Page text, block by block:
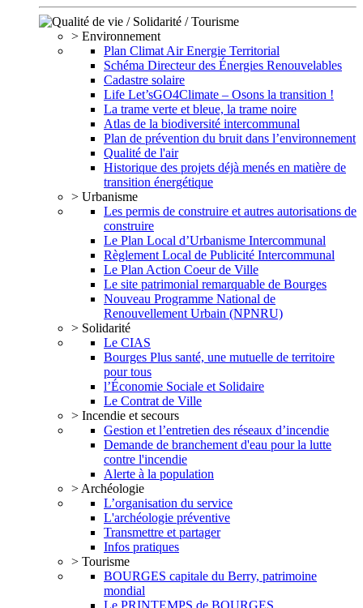
> Environnement
Plan Climat Air Energie Territorial
Schéma Directeur des Énergies Renouvelables
Cadastre solaire
Life Let’sGO4Climate – Osons la transition !
La trame verte et bleue, la trame noire
Atlas de la biodiversité intercommunal
Plan de prévention du bruit dans l’environnement
Qualité de l'air
Historique des projets déjà menés en matière de
transition énergétique
> Urbanisme
Les permis de construire et autres autorisations de
construire
Le Plan Local d’Urbanisme Intercommunal
Règlement Local de Publicité Intercommunal
Le Plan Action Coeur de Ville
Le site patrimonial remarquable de Bourges
Nouveau Programme National de
Renouvellement Urbain (NPNRU)
> Solidarité
Le CIAS
Bourges Plus santé, une mutuelle de territoire
pour tous
l’Économie Sociale et Solidaire
Le Contrat de Ville
> Incendie et secours
Gestion et l’entretien des réseaux d’incendie
Demande de branchement d'eau pour la lutte
contre l'incendie
Alerte à la population
> Archéologie
L’organisation du service
L'archéologie préventive
Transmettre et partager
Infos pratiques
> Tourisme
BOURGES capitale du Berry, patrimoine
mondial
Le PRINTEMPS de BOURGES